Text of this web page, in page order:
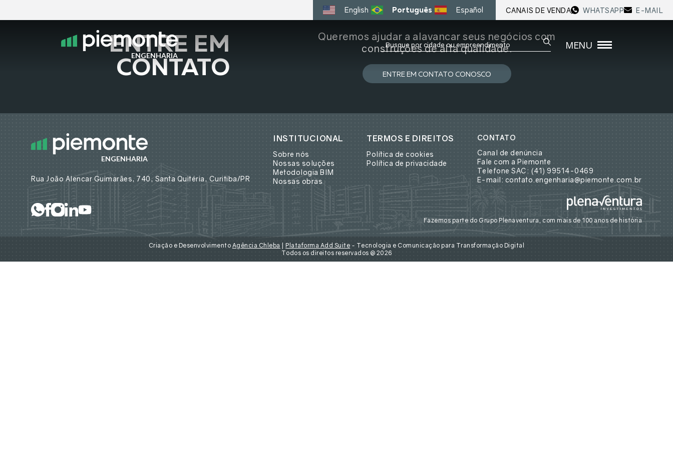
English Português Español CANAIS DE VENDA WHATSAPP E-MAIL
ENGENHARIA
MENU
FECHAR
ENTRE EM
CONTATO
Queremos ajudar a alavancar seus negócios com
construções de alta qualidade.
ENTRE EM CONTATO CONOSCO
ENGENHARIA
Rua João Alencar Guimarães, 740, Santa Quitéria, Curitiba/PR
INSTITUCIONAL
Sobre nós
Nossas soluções
Metodologia BIM
Nossas obras
TERMOS E DIREITOS
Política de cookies
Política de privacidade
CONTATO
Canal de denúncia
Fale com a Piemonte
Telefone SAC: (41) 99514-0469
E-mail: contato.engenharia@piemonte.com.br
Fazemos parte do Grupo Plenaventura, com mais de 100 anos de história
Criação e Desenvolvimento Agência Chleba Plataforma Add Suite - Tecnologia e Comunicação para Transformação Digital
Todos os direitos reservados @2026